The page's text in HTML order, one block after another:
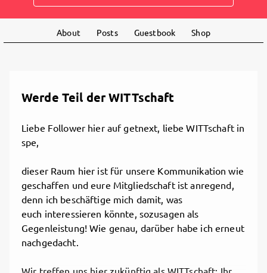
About Posts Guestbook Shop
Werde Teil der WITTschaft
Liebe Follower hier auf getnext, liebe WITTschaft in
spe,
dieser Raum hier ist für unsere Kommunikation wie
geschaffen und eure Mitgliedschaft ist anregend,
denn ich beschäftige mich damit, was
euch interessieren könnte, sozusagen als
Gegenleistung! Wie genau, darüber habe ich erneut
nachgedacht.